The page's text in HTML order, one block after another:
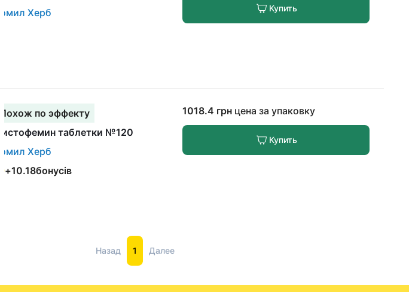
Томил Херб
Купить
Похож по эффекту
Цистофемин таблетки №120
Томил Херб
+10.18бонусів
1018.4 грн цена за упаковку
Купить
Назад 1 Далее